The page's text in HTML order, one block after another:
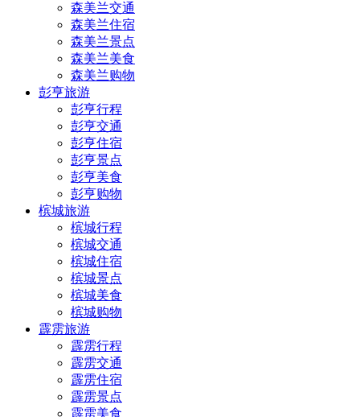
森美兰交通
森美兰住宿
森美兰景点
森美兰美食
森美兰购物
彭亨旅游
彭亨行程
彭亨交通
彭亨住宿
彭亨景点
彭亨美食
彭亨购物
槟城旅游
槟城行程
槟城交通
槟城住宿
槟城景点
槟城美食
槟城购物
霹雳旅游
霹雳行程
霹雳交通
霹雳住宿
霹雳景点
霹雳美食